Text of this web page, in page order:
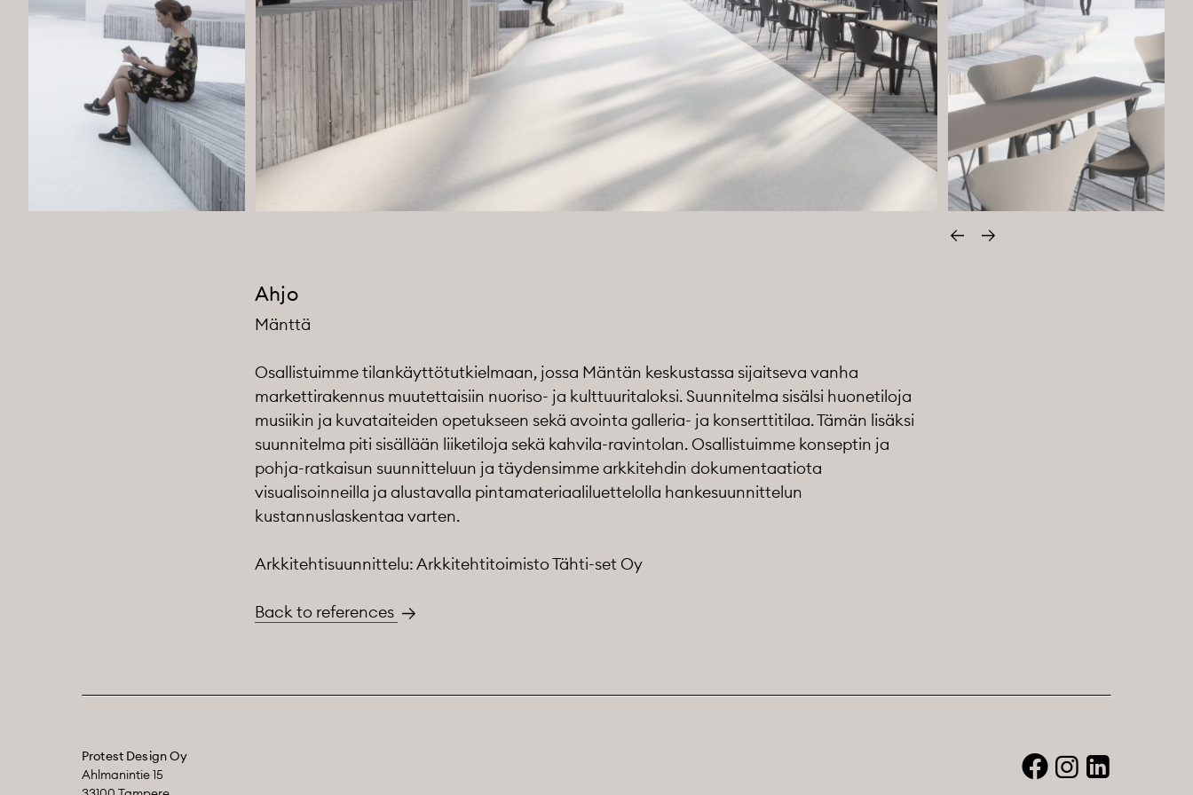
EdellinenSeuraava
Ahjo
Mänttä
Osallistuimme tilankäyttötutkielmaan, jossa Mäntän keskustassa sijaitseva vanha
markettirakennus muutettaisiin nuoriso- ja kulttuuritaloksi. Suunnitelma sisälsi huonetiloja
musiikin ja kuvataiteiden opetukseen sekä avointa galleria- ja konserttitilaa. Tämän lisäksi
suunnitelma piti sisällään liiketiloja sekä kahvila-ravintolan. Osallistuimme konseptin ja
pohja-ratkaisun suunnitteluun ja täydensimme arkkitehdin dokumentaatiota
visualisoinneilla ja alustavalla pintamateriaaliluettelolla hankesuunnittelun
kustannuslaskentaa varten.
Arkkitehtisuunnittelu: Arkkitehtitoimisto Tähti-set Oy
Back to references
Protest Design Oy
Ahlmanintie 15